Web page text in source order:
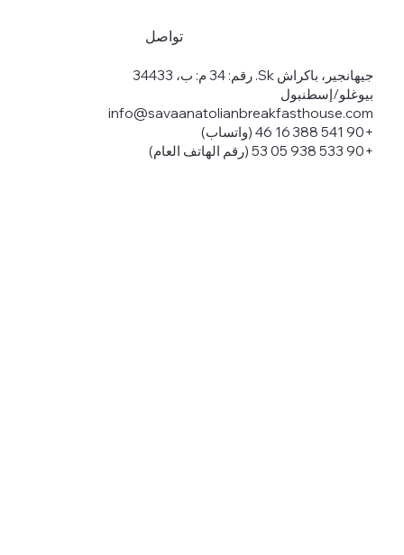
جيهانجير، باكراش Sk. رقم: 34 م: ب، 34433
بيوغلو/إسطنبول
info@savaanatolianbreakfasthouse.com
+90 541 388 16 46 (واتساب)
+90 533 938 05 53 (رقم الهاتف العام)
تواصل